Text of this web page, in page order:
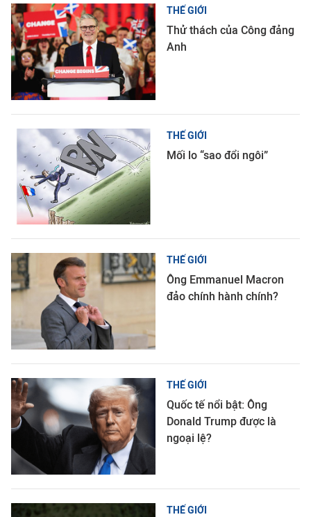
THẾ GIỚI
Thử thách của Công đảng
Anh
THẾ GIỚI
Mối lo “sao đổi ngôi”
THẾ GIỚI
Ông Emmanuel Macron
đảo chính hành chính?
THẾ GIỚI
Quốc tế nổi bật: Ông
Donald Trump được là
ngoại lệ?
THẾ GIỚI